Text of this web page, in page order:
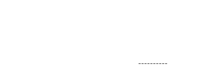
----------